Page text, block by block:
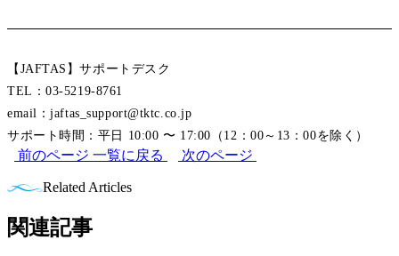
【JAFTAS】サポートデスク
TEL：03-5219-8761
email：jaftas_support@tktc.co.jp
サポート時間：平日 10:00 〜 17:00（12：00～13：00を除く）
前のページ 一覧に戻る 次のページ
Related Articles
関連記事